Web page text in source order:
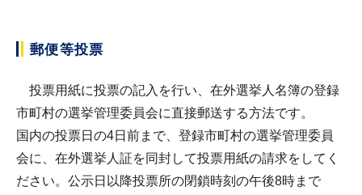
郵便等投票
投票用紙に投票の記入を行い、在外選挙人名簿の登録
市町村の選挙管理委員会に直接郵送する方法です。
国内の投票日の4日前まで、登録市町村の選挙管理委員
会に、在外選挙人証を同封して投票用紙の請求をしてく
ださい。公示日以降投票所の閉鎖時刻の午後8時まで